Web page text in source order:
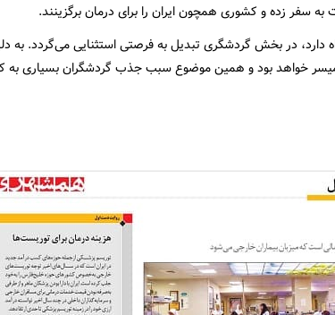
سفر زده و کشوری همچون ایران را برای درمان برگزینند.
دارد، در بخش گردشگری تبدیل به فرصتی استثنایی می‌گردد. به
میسر خواهد بود و همین موضوع سبب جذب گردشگران بسیاری به